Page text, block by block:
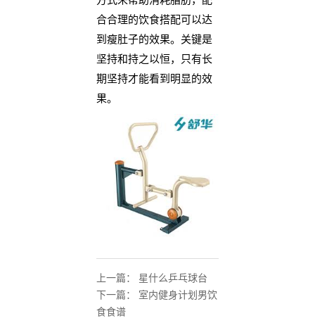
合合理的饮食搭配可以达
到瘦肚子的效果。关键是
坚持和持之以恒，只有长
期坚持才能看到明显的效
果。
上一篇： 星什么乒乓球台
下一篇： 室内健身计划男饮
食食谱